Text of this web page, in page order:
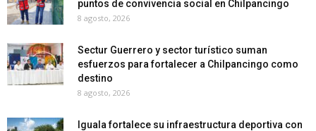
puntos de convivencia social en Chilpancingo
8 agosto, 2026
Sectur Guerrero y sector turístico suman
esfuerzos para fortalecer a Chilpancingo como
destino
8 agosto, 2026
Iguala fortalece su infraestructura deportiva con